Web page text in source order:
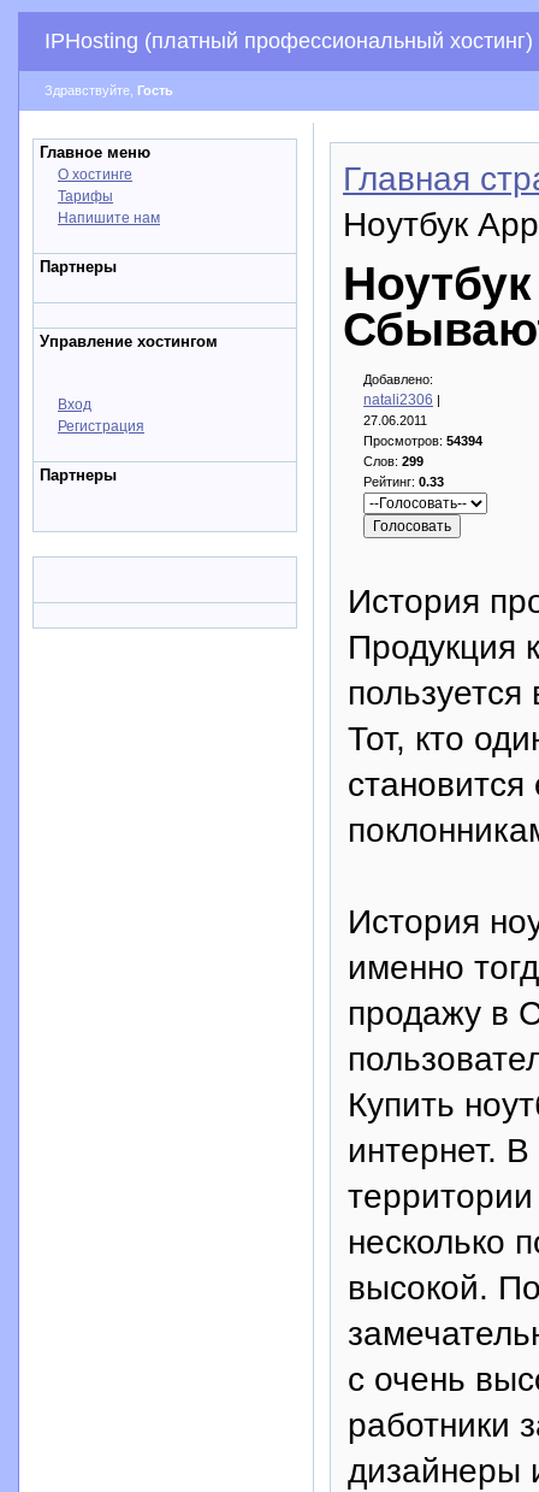
IPHosting (платный профессиональный хостинг)
Здравствуйте, Гость
Главное меню
О хостинге
Тарифы
Напишите нам
Партнеры
Управление хостингом
Вход
Регистрация
Партнеры
Главная
Ноутбук
Добавлено:
natali2306 |
27.06.2011
Просмотров: 54394
Слов: 299
Рейтинг: 0.33
История
Продукция
Тот, кто
История
именно
продажу в
Купить
интернет.
несколько
высокой.
с очень
работники
дизайнеры